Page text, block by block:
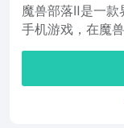
魔兽部落Ⅱ是一
手机游戏，在魔